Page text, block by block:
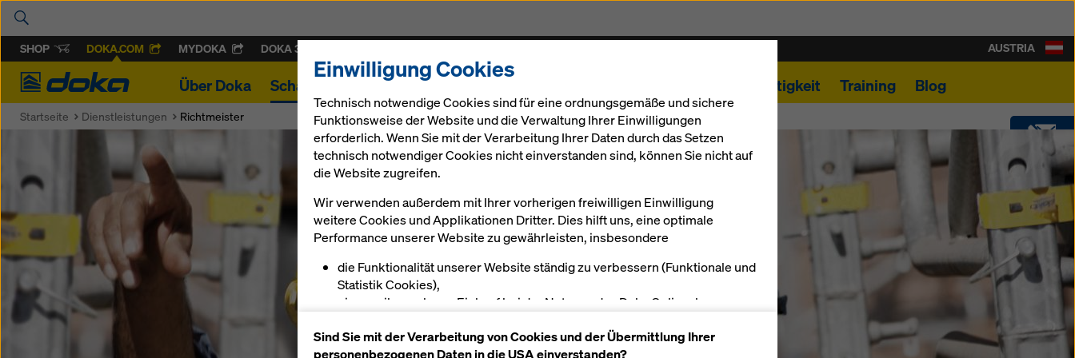
SHOP DOKA.COM MYDOKA DOKA 360
Doka
Über Doka Schalung & Gerüst Projekte Nachhaltigkeit Training Blog
KONTAKT
DOWNLOADS
SHOP
AUSTRIA
Startseite Dienstleistungen Richtmeister
Einwilligung Cookies
Technisch notwendige Cookies sind für eine ordnungsgemäße und sichere
Funktionsweise der Website und die Verwaltung Ihrer Einwilligungen
erforderlich. Wenn Sie mit der Verarbeitung Ihrer Daten durch das Setzen
technisch notwendiger Cookies nicht einverstanden sind, können Sie nicht auf
die Website zugreifen.
Wir verwenden außerdem mit Ihrer vorherigen freiwilligen Einwilligung
weitere Cookies und Applikationen Dritter. Dies hilft uns, eine optimale
Performance unserer Website zu gewährleisten, insbesondere
die Funktionalität unserer Website ständig zu verbessern (Funktionale und
Statistik Cookies),
einen reibungslosen Einkauf bei der Nutzung des Doka Onlineshops zu
passende Werbung für Sie als User auf bestimmten Plattformen zu
Sind Sie mit der Verarbeitung von Cookies und der Übermittlung Ihrer
personenbezogenen Daten in die USA einverstanden?